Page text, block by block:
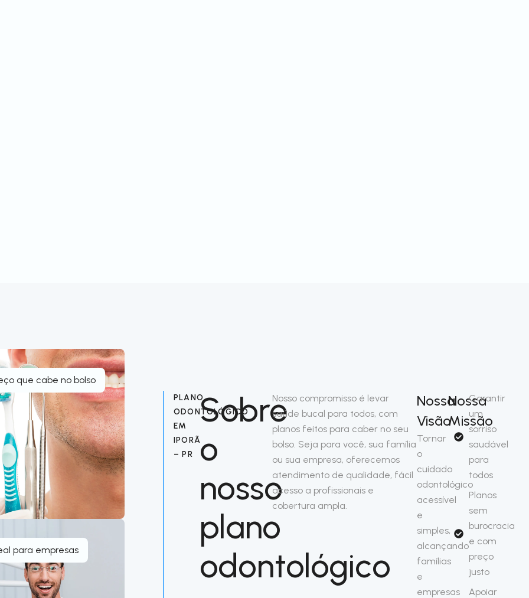
que cabe no bolso
para empresas
PLANO
ODONTOLÓGICO
EM
IPORÃ
– PR
Sobre
o
nosso
plano
odontológico
Nosso compromisso é levar
saúde bucal para todos, com
planos feitos para caber no seu
bolso. Seja para você, sua família
ou sua empresa, oferecemos
atendimento de qualidade, fácil
acesso a profissionais e
cobertura ampla.
Nossa
Visão
Tornar
o
cuidado
odontológico
acessível
e
simples,
alcançando
famílias
e
empresas
Nossa
Missão
Garantir
um
sorriso
saudável
para
todos
Planos
sem
burocracia
e com
preço
justo
Apoiar